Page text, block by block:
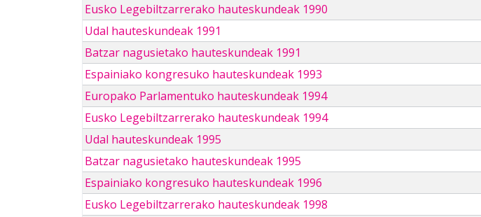
Eusko Legebiltzarrerako hauteskundeak 1990
Udal hauteskundeak 1991
Batzar nagusietako hauteskundeak 1991
Espainiako kongresuko hauteskundeak 1993
Europako Parlamentuko hauteskundeak 1994
Eusko Legebiltzarrerako hauteskundeak 1994
Udal hauteskundeak 1995
Batzar nagusietako hauteskundeak 1995
Espainiako kongresuko hauteskundeak 1996
Eusko Legebiltzarrerako hauteskundeak 1998